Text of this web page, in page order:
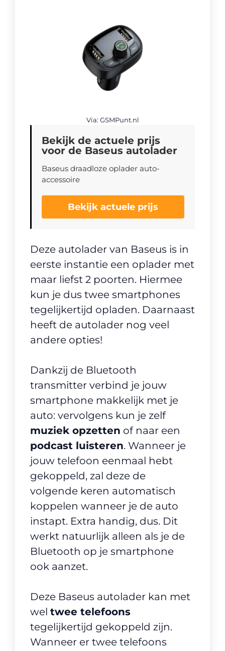
Via: GSMPunt.nl
Bekijk de actuele prijs
voor de Baseus autolader
Baseus draadloze oplader auto-
accessoire
Bekijk actuele prijs
Deze autolader van Baseus is in
eerste instantie een oplader met
maar liefst 2 poorten. Hiermee
kun je dus twee smartphones
tegelijkertijd opladen. Daarnaast
heeft de autolader nog veel
andere opties!
Dankzij de Bluetooth
transmitter verbind je jouw
smartphone makkelijk met je
auto: vervolgens kun je zelf
muziek opzetten of naar een
podcast luisteren. Wanneer je
jouw telefoon eenmaal hebt
gekoppeld, zal deze de
volgende keren automatisch
koppelen wanneer je de auto
instapt. Extra handig, dus. Dit
werkt natuurlijk alleen als je de
Bluetooth op je smartphone
ook aanzet.
Deze Baseus autolader kan met
wel twee telefoons
tegelijkertijd gekoppeld zijn.
Wanneer er twee telefoons